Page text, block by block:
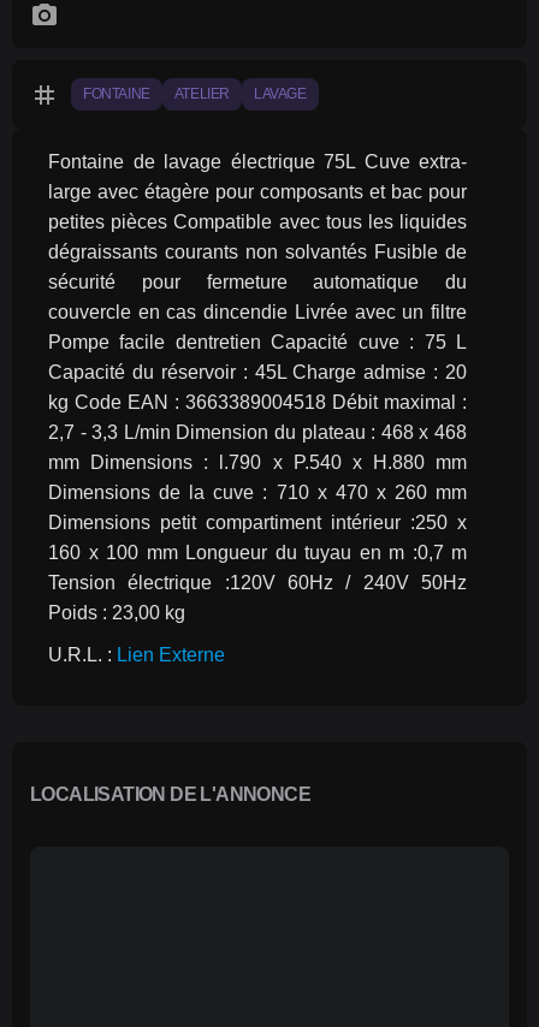
photo_camera
tag FONTAINE ATELIER LAVAGE
Fontaine de lavage électrique 75L Cuve extra-
large avec étagère pour composants et bac pour
petites pièces Compatible avec tous les liquides
dégraissants courants non solvantés Fusible de
sécurité pour fermeture automatique du
couvercle en cas dincendie Livrée avec un filtre
Pompe facile dentretien Capacité cuve : 75 L
Capacité du réservoir : 45L Charge admise : 20
kg Code EAN : 3663389004518 Débit maximal :
2,7 - 3,3 L/min Dimension du plateau : 468 x 468
mm Dimensions : l.790 x P.540 x H.880 mm
Dimensions de la cuve : 710 x 470 x 260 mm
Dimensions petit compartiment intérieur :250 x
160 x 100 mm Longueur du tuyau en m :0,7 m
Tension électrique :120V 60Hz / 240V 50Hz
Poids : 23,00 kg
U.R.L. : Lien Externe
LOCALISATION DE L'ANNONCE